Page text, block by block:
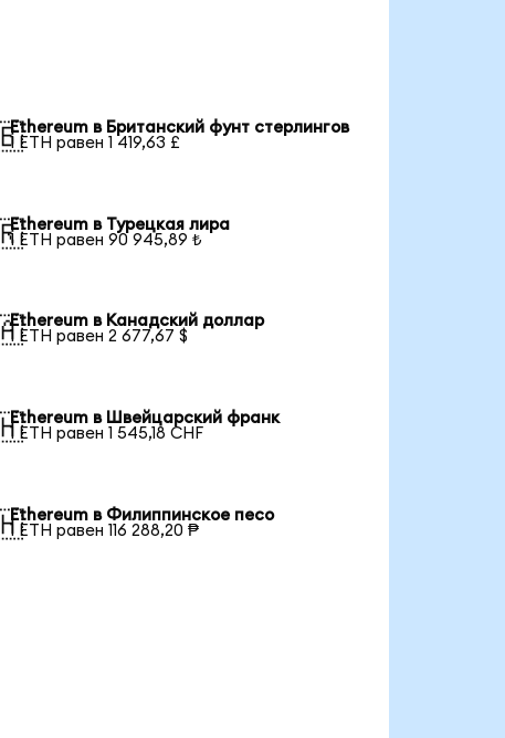
Ethereum в Британский фунт стерлингов
1 ETH равен 1 419,63 £
Ethereum в Турецкая лира
1 ETH равен 90 945,89 ₺
Ethereum в Канадский доллар
1 ETH равен 2 677,67 $
Ethereum в Швейцарский франк
1 ETH равен 1 545,18 CHF
Ethereum в Филиппинское песо
1 ETH равен 116 288,20 ₱